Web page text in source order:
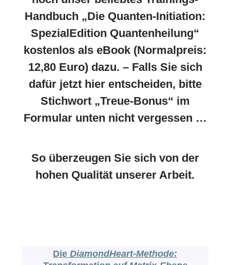
Handbuch „Die Quanten-Initiation:
SpezialEdition Quantenheilung“
kostenlos als eBook (Normalpreis:
12,80 Euro) dazu. – Falls Sie sich
dafür jetzt hier entscheiden, bitte
Stichwort „Treue-Bonus“ im
Formular unten nicht vergessen …
So überzeugen Sie sich von der
hohen Qualität unserer Arbeit.
Die DiamondHeart-Methode: